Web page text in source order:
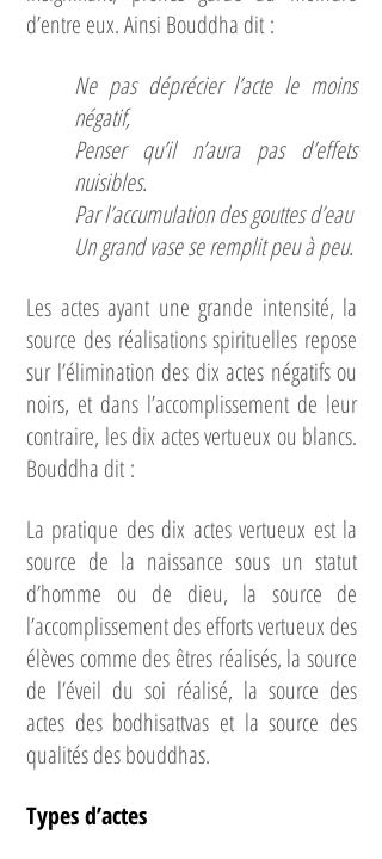
d’entre eux. Ainsi Bouddha dit :
Ne pas déprécier l’acte le moins
négatif,
Penser qu’il n’aura pas d’effets
nuisibles.
Par l’accumulation des gouttes d’eau
Un grand vase se remplit peu à peu.
Les actes ayant une grande intensité, la
source des réalisations spirituelles repose
sur l’élimination des dix actes négatifs ou
noirs, et dans l’accomplissement de leur
contraire, les dix actes vertueux ou blancs.
Bouddha dit :
La pratique des dix actes vertueux est la
source de la naissance sous un statut
d’homme ou de dieu, la source de
l’accomplissement des efforts vertueux des
élèves comme des êtres réalisés, la source
de l’éveil du soi réalisé, la source des
actes des bodhisattvas et la source des
qualités des bouddhas.
Types d’actes